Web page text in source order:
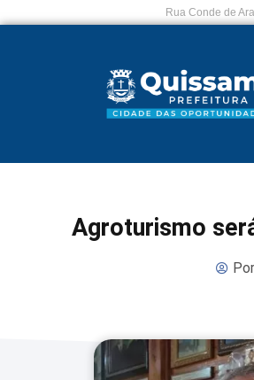
Rua Conde de
Agroturismo
Por